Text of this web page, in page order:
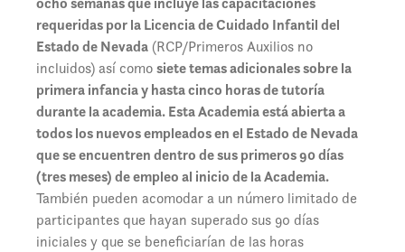
requeridas por la Licencia de Cuidado Infantil del
Estado de Nevada (RCP/Primeros Auxilios no
incluidos) así comosiete temas adicionales sobre la
primera infancia y hasta cinco horas de tutoría
durante la academia. Esta Academia está abierta a
todos los nuevos empleados en el Estado de Nevada
que se encuentren dentro de sus primeros 90 días
(tres meses) de empleo al inicio de la Academia.
También pueden acomodar a un número limitado de
participantes que hayan superado sus 90 días
iniciales y que se beneficiarían de las horas